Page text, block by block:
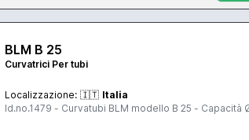
BLM B 25
Curvatrici Per tubi
Localizzazione: 🇮🇹 Italia
Id.no.1479 - Curvatubi BLM modello B 25 - Capacità